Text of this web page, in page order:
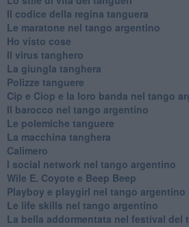
Il codice della regina tanguera
Le maratone nel tango argentino
Ho visto cose
Il virus tanghero
La giungla tanghera
Polizze tanguere
Cip e Ciop e la loro banda nel tango
Il barocco nel tango argentino
Le polemiche tanguere
La macchina tanghera
Calimero
​I social network nel tango argentino
Wile E. Coyote e Beep Beep
Playboy e playgirl nel tango argentino
Le life skills nel tango argentino
La bella addormentata nel festival del